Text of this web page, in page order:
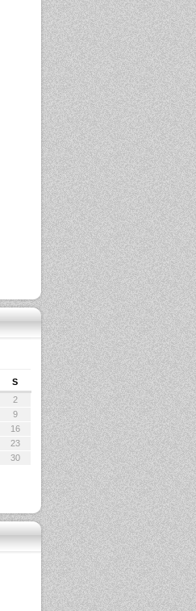
S
2
9
16
23
30